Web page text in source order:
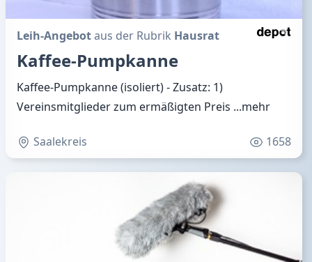
Leih-Angebotaus der Rubrik Hausrat
Kaffee-Pumpkanne
Kaffee-Pumpkanne (isoliert) - Zusatz: 1)
Vereinsmitglieder zum ermäßigten Preis ...mehr
Saalekreis 1658